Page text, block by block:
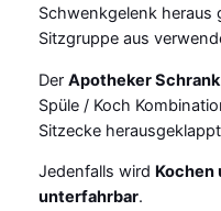
Schwenkgelenk heraus
Sitzgruppe aus
Der Apotheker Schrank
Spüle / Koch
Sitzecke
Jedenfalls wird Kochen
unterfahrbar.